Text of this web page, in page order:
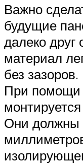
Важно
будущие
далеко друг
материал
без зазоров.
При помощи
Они должны